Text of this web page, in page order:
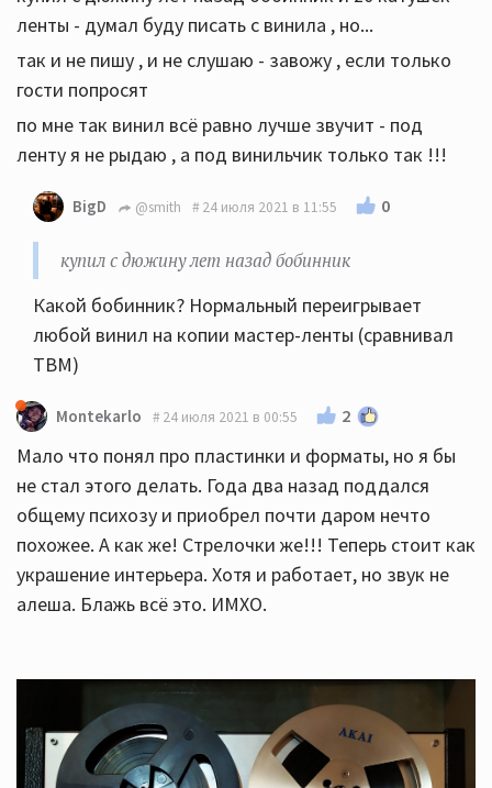
ленты - думал буду писать с винила , но...
так и не пишу , и не слушаю - завожу , если только
гости попросят
по мне так винил всё равно лучше звучит - под
ленту я не рыдаю , а под винильчик только так !!!
BigD @smith 24 июля 2021 в 11:55 0
купил с дюжину лет назад бобинник
Какой бобинник? Нормальный переигрывает
любой винил на копии мастер-ленты (сравнивал
TBM)
Montekarlo 24 июля 2021 в 00:55 2
Мало что понял про пластинки и форматы, но я бы
не стал этого делать. Года два назад поддался
общему психозу и приобрел почти даром нечто
похожее. А как же! Стрелочки же!!! Теперь стоит как
украшение интерьера. Хотя и работает, но звук не
алеша. Блажь всё это. ИМХО.